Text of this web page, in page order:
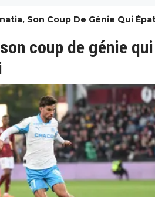
Son Coup De Génie Qui
coup de génie qui